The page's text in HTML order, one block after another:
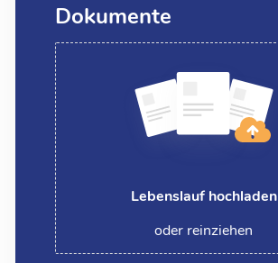
Dokumente
Lebenslauf hochladen
oder reinziehen